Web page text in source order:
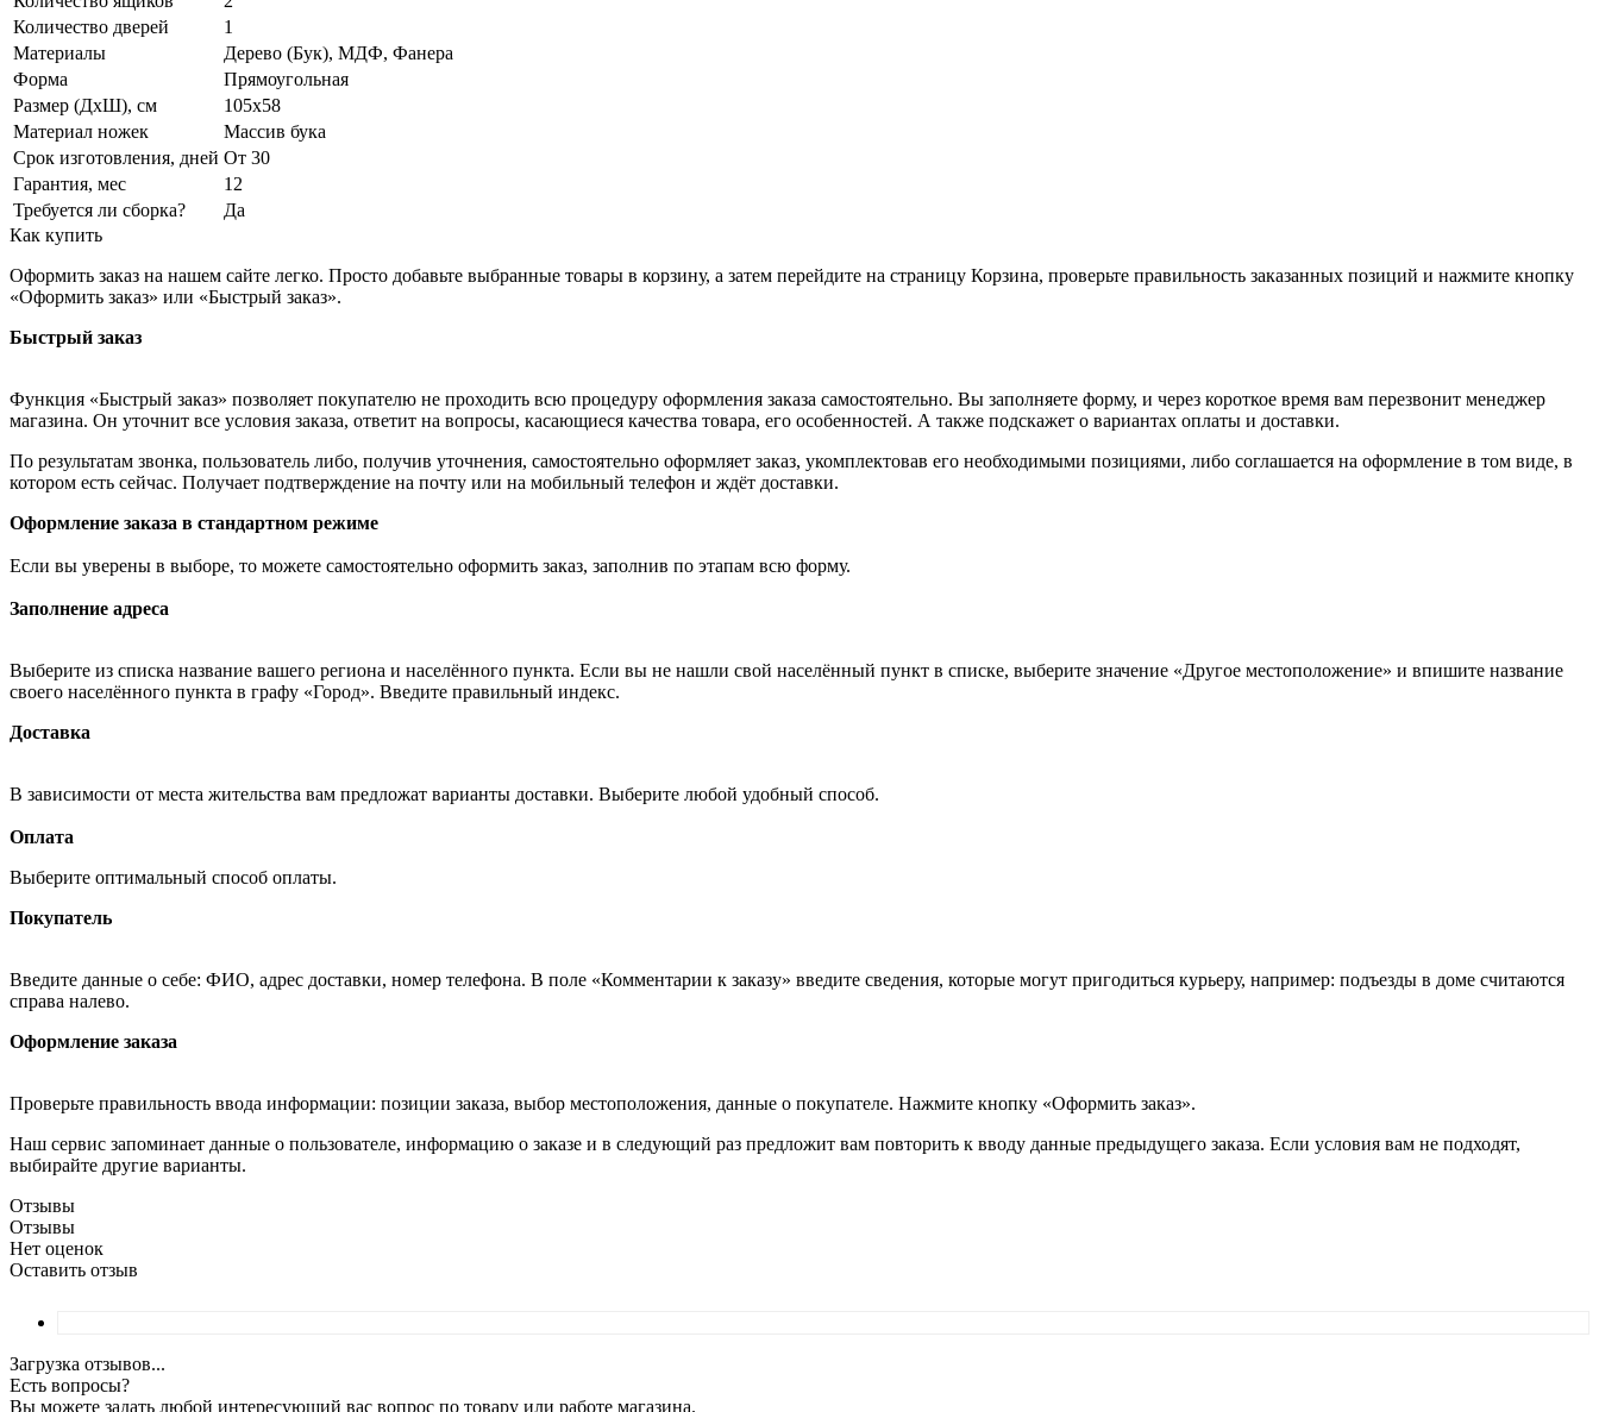
Количество дверей
1
Материалы
Дерево (Бук), МДФ, Фанера
Форма
Прямоугольная
Размер (ДхШ), см
105х58
Материал ножек
Массив бука
Срок изготовления, дней От 30
Гарантия, мес
12
Требуется ли сборка?
Да
Как купить
Оформить заказ на нашем сайте легко. Просто добавьте выбранные товары в корзину, а затем перейдите на страницу Корзина, проверьте правильность заказанных позиций и нажмите кнопку
«Оформить заказ» или «Быстрый заказ».
Быстрый заказ
Функция «Быстрый заказ» позволяет покупателю не проходить всю процедуру оформления заказа самостоятельно. Вы заполняете форму, и через короткое время вам перезвонит менеджер
магазина. Он уточнит все условия заказа, ответит на вопросы, касающиеся качества товара, его особенностей. А также подскажет о вариантах оплаты и доставки.
По результатам звонка, пользователь либо, получив уточнения, самостоятельно оформляет заказ, укомплектовав его необходимыми позициями, либо соглашается на оформление в том виде, в
котором есть сейчас. Получает подтверждение на почту или на мобильный телефон и ждёт доставки.
Оформление заказа в стандартном режиме
Если вы уверены в выборе, то можете самостоятельно оформить заказ, заполнив по этапам всю форму.
Заполнение адреса
Выберите из списка название вашего региона и населённого пункта. Если вы не нашли свой населённый пункт в списке, выберите значение «Другое местоположение» и впишите название
своего населённого пункта в графу «Город». Введите правильный индекс.
Доставка
В зависимости от места жительства вам предложат варианты доставки. Выберите любой удобный способ.
Оплата
Выберите оптимальный способ оплаты.
Покупатель
Введите данные о себе: ФИО, адрес доставки, номер телефона. В поле «Комментарии к заказу» введите сведения, которые могут пригодиться курьеру, например: подъезды в доме считаются
справа налево.
Оформление заказа
Проверьте правильность ввода информации: позиции заказа, выбор местоположения, данные о покупателе. Нажмите кнопку «Оформить заказ».
Наш сервис запоминает данные о пользователе, информацию о заказе и в следующий раз предложит вам повторить к вводу данные предыдущего заказа. Если условия вам не подходят,
выбирайте другие варианты.
Отзывы
Отзывы
Нет оценок
Оставить отзыв
Загрузка отзывов...
Есть вопросы?
Вы можете задать любой интересующий вас вопрос по товару или работе магазина.